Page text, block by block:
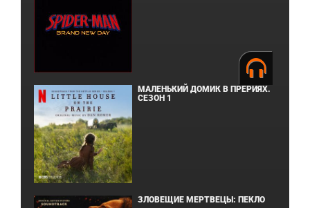
МАЛЕНЬКИЙ ДОМИК В ПРЕРИЯХ.
СЕЗОН 1
ЗЛОВЕЩИЕ МЕРТВЕЦЫ: ПЕКЛО